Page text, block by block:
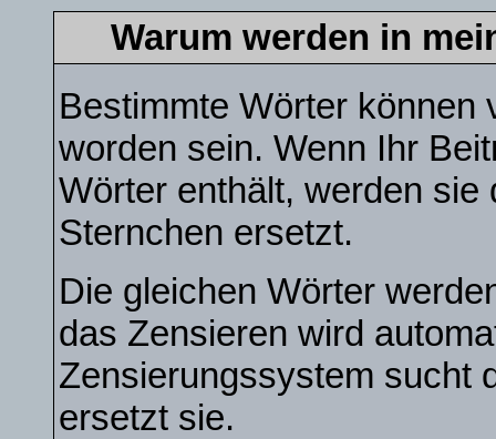
Warum werden in
Bestimmte Wörter können
worden sein. Wenn Ihr
Wörter enthält, werden
Sternchen ersetzt.
Die gleichen Wörter
das Zensieren wird
Zensierungssystem sucht
ersetzt sie.